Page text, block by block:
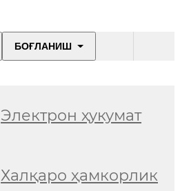
БОҒЛАНИШ
Электрон ҳукумат
Халқаро ҳамкорлик